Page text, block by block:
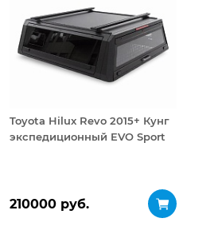
Toyota Hilux Revo 2015+ Кунг
экспедиционный EVO Sport
210000 руб.